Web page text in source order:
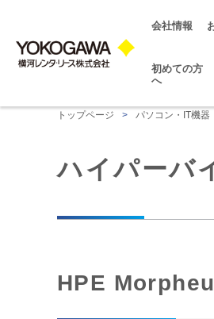
会社情報
初めての方
へ
トップページ > パソコン・IT機器
ハイパーバ
HPE